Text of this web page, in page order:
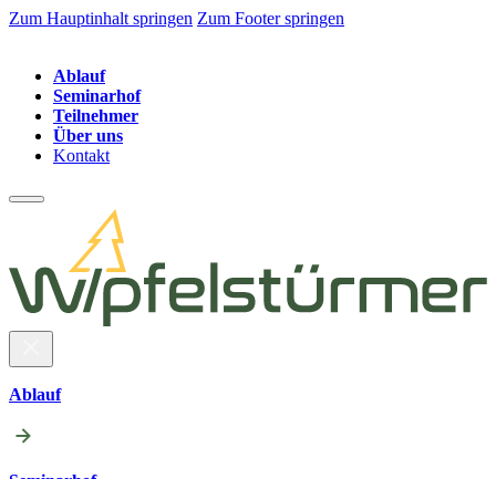
Zum Hauptinhalt springen Zum Footer springen
Ablauf
Seminarhof
Teilnehmer
Über uns
Kontakt
Ablauf